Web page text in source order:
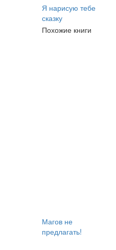
Я нарисую тебе
сказку
Похожие книги
Магов не
предлагать!